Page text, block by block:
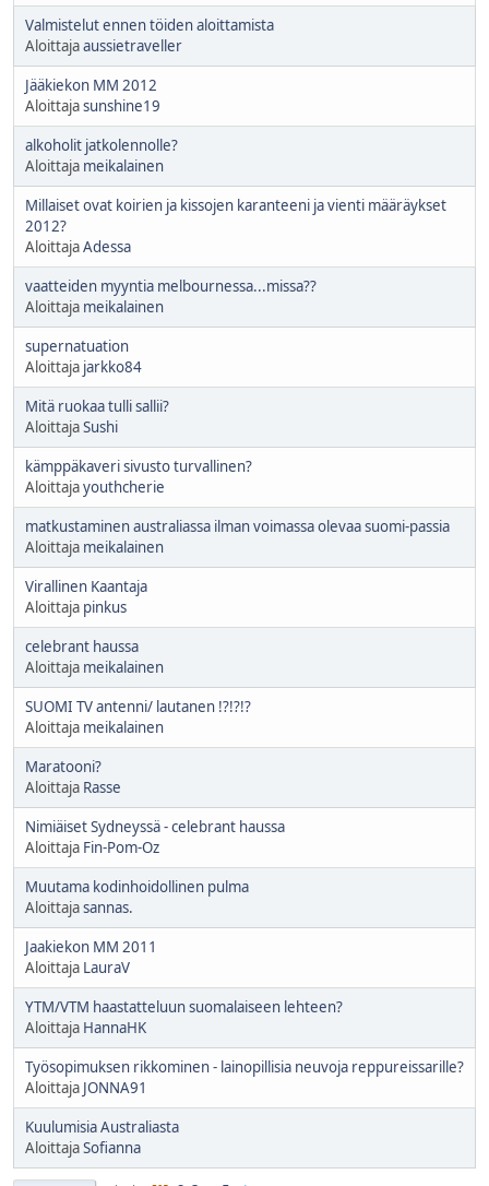
Valmistelut ennen töiden aloittamista
Aloittajaaussietraveller
Jääkiekon MM 2012
Aloittajasunshine19
alkoholit jatkolennolle?
Aloittaja meikalainen
Millaiset ovat koirien ja kissojen karanteeni ja vienti määräykset
2012?
AloittajaAdessa
vaatteiden myyntia melbournessa...missa??
Aloittaja meikalainen
supernatuation
Aloittaja jarkko84
Mitä ruokaa tulli sallii?
AloittajaSushi
kämppäkaveri sivusto turvallinen?
Aloittajayouthcherie
matkustaminen australiassa ilman voimassa olevaa suomi-passia
Aloittaja meikalainen
Virallinen Kaantaja
Aloittaja pinkus
celebrant haussa
Aloittaja meikalainen
SUOMI TV antenni/ lautanen !?!?!?
Aloittaja meikalainen
Maratooni?
Aloittaja Rasse
Nimiäiset Sydneyssä - celebrant haussa
Aloittaja Fin-Pom-Oz
Muutama kodinhoidollinen pulma
Aloittajasannas.
Jaakiekon MM 2011
Aloittaja LauraV
YTM/VTM haastatteluun suomalaiseen lehteen?
Aloittaja HannaHK
Työsopimuksen rikkominen - lainopillisia neuvoja reppureissarille?
Aloittaja JONNA91
Kuulumisia Australiasta
AloittajaSofianna